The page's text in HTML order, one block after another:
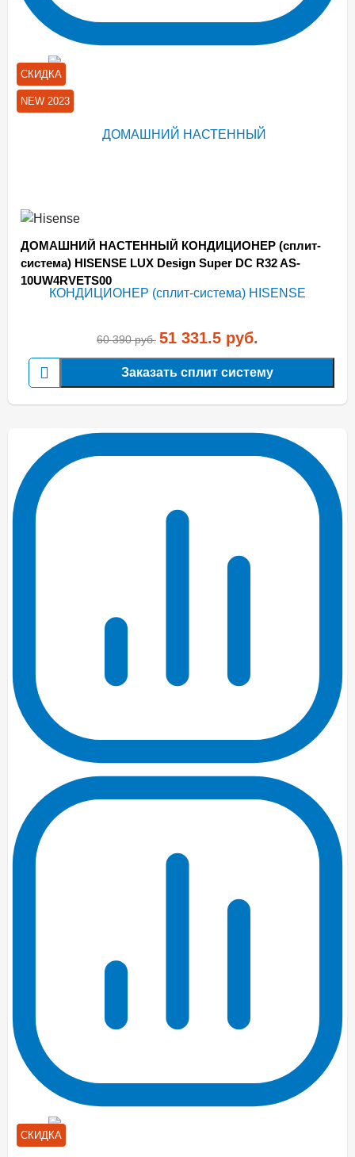
СКИДКА
NEW 2023
ДОМАШНИЙ НАСТЕННЫЙ КОНДИЦИОНЕР (сплит-
система) HISENSE LUX Design Super DC R32 AS-
10UW4RVETS00
60 390руб. 51 331.5 руб.
Заказать сплит систему
СКИДКА